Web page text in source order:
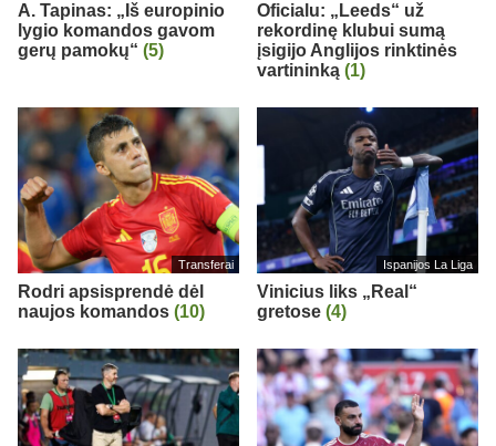
A. Tapinas: „Iš europinio
lygio komandos gavom
gerų pamokų“ (5)
Oficialu: „Leeds“ už
rekordinę klubui sumą
įsigijo Anglijos rinktinės
vartininką (1)
Transferai
Rodri apsisprendė dėl
naujos komandos (10)
Ispanijos La Liga
Vinicius liks „Real“
gretose (4)